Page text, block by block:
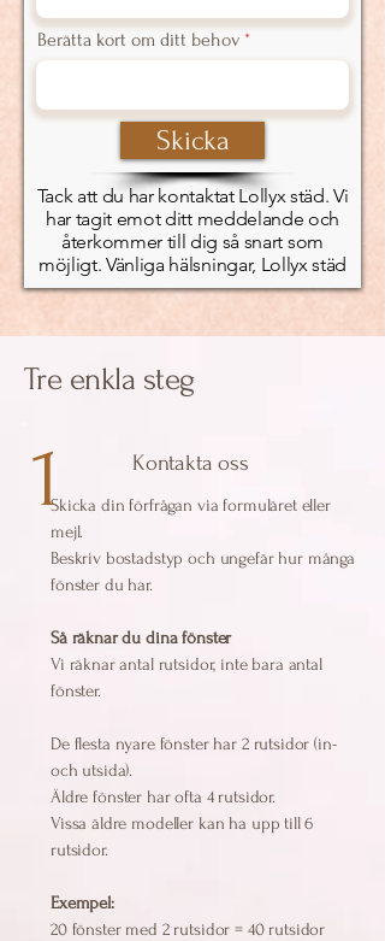
Berätta kort om ditt behov
Skicka
Tack att du har kontaktat Lollyx städ. Vi
har tagit emot ditt meddelande och
återkommer till dig så snart som
möjligt. Vänliga hälsningar, Lollyx städ
Tre enkla steg
1 Kontakta oss
Skicka din förfrågan via formuläret eller
mejl.
Beskriv bostadstyp och ungefär hur många
fönster du har.
Så räknar du dina fönster
Vi räknar antal rutsidor, inte bara antal
fönster.
De flesta nyare fönster har 2 rutsidor (in-
och utsida).
Äldre fönster har ofta 4 rutsidor.
Vissa äldre modeller kan ha upp till 6
rutsidor.
Exempel:
20 fönster med 2 rutsidor = 40 rutsidor